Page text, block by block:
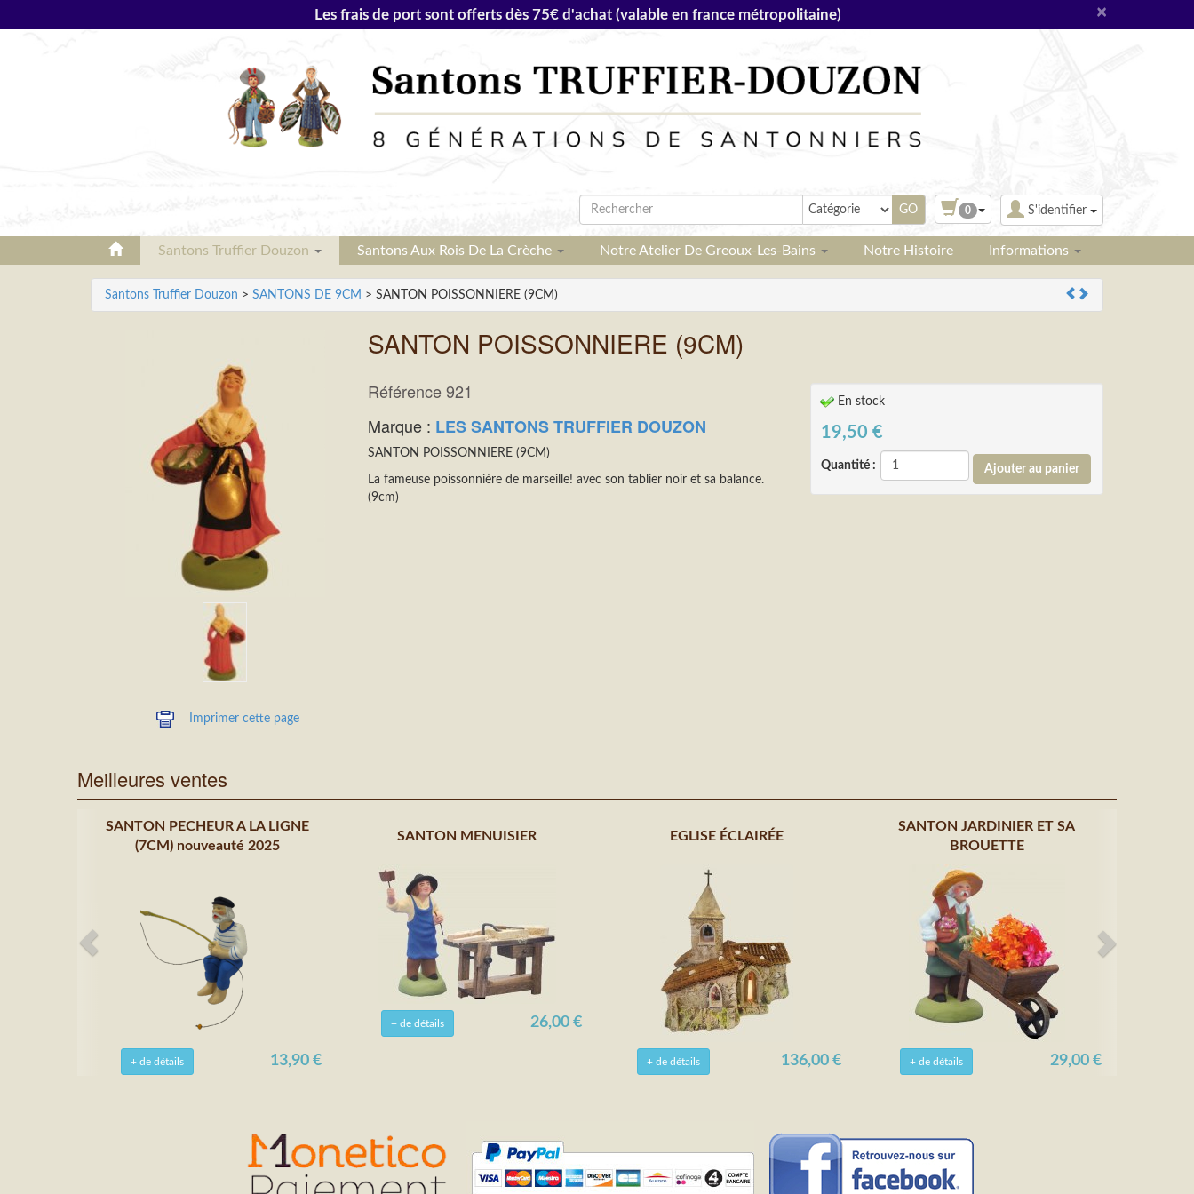
Les frais de port sont offerts dès 75€ d'achat (valable en france métropolitaine) ×
S'identifier
0
Santons Truffier Douzon Santons Aux Rois De La Crèche Notre Atelier De Greoux-Les-Bains Notre Histoire Informations
Santons Truffier Douzon > SANTONS DE 9CM > SANTON POISSONNIERE (9CM)
Imprimer cette page
SANTON POISSONNIERE (9CM)
En stock
19,50 €
Quantité :
Référence 921
Marque : LES SANTONS TRUFFIER DOUZON
SANTON POISSONNIERE (9CM)
La fameuse poissonnière de marseille! avec son tablier noir et sa balance.
(9cm)
Meilleures ventes
SANTON PECHEUR A LA LIGNE
(7CM) nouveauté 2025
+ de détails 13,90 €
SANTON MENUISIER
+ de détails 26,00 €
EGLISE ÉCLAIRÉE
+ de détails 136,00 €
SANTON JARDINIER ET SA
BROUETTE
+ de détails 29,00 €